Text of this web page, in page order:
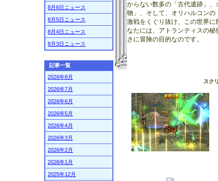
8月6日ニュース
8月5日ニュース
8月4日ニュース
8月3日ニュース
記事一覧
2026年8月
2026年7月
2026年6月
2026年5月
2026年4月
2026年3月
2026年2月
2026年1月
2025年12月
からない数多の「古代遺跡」
物」、そして、オリハルコン
激戦をくぐり抜け、この世界
なたには、アトランティスの
さに冒険の目的なのです。
スク